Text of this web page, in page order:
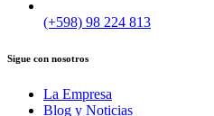
(+598) 98 224 813
Sigue con nosotros
La Empresa
Blog y Noticias